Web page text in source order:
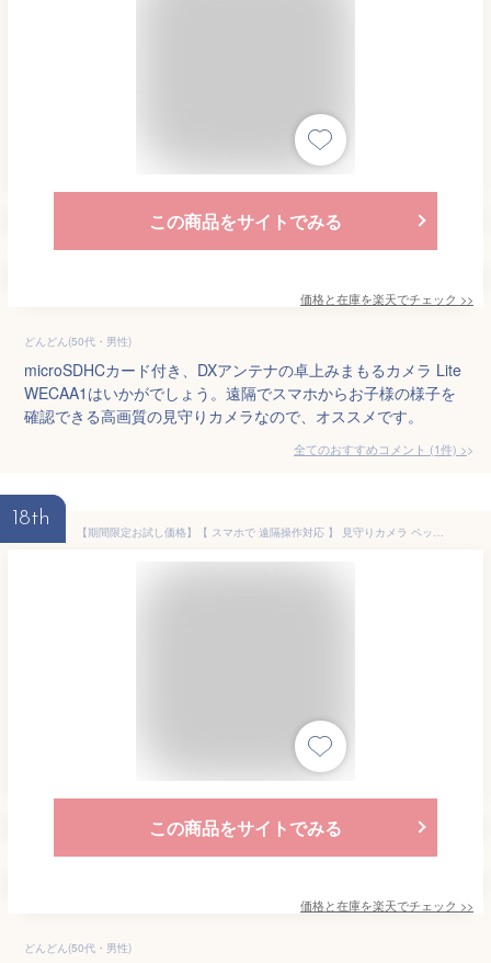
この商品をサイトでみる
価格と在庫を楽天でチェック >>
どんどん(50代・男性)
microSDHCカード付き、DXアンテナの卓上みまもるカメラ Lite
WECAA1はいかがでしょう。遠隔でスマホからお子様の様子を
確認できる高画質の見守りカメラなので、オススメです。
全てのおすすめコメント (1件) >
18th
【期間限定お試し価格】【 スマホで 遠隔操作対応 】 見守りカメラ ペットカメラ ワイヤレス 工事不要 防犯カメラ 赤ちゃん こども 高齢者 介護 家庭用 スマホで見れる 監視カメラ WI-FI スマホ対応 355度 回転 動体検知 アラーム 会話 通話 microSDカード対応 5GHz対応
この商品をサイトでみる
価格と在庫を楽天でチェック >>
どんどん(50代・男性)